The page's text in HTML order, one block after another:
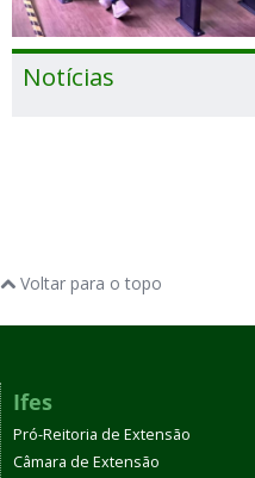
Notícias
Voltar para o topo
Ifes
Pró-Reitoria de Extensão
Câmara de Extensão